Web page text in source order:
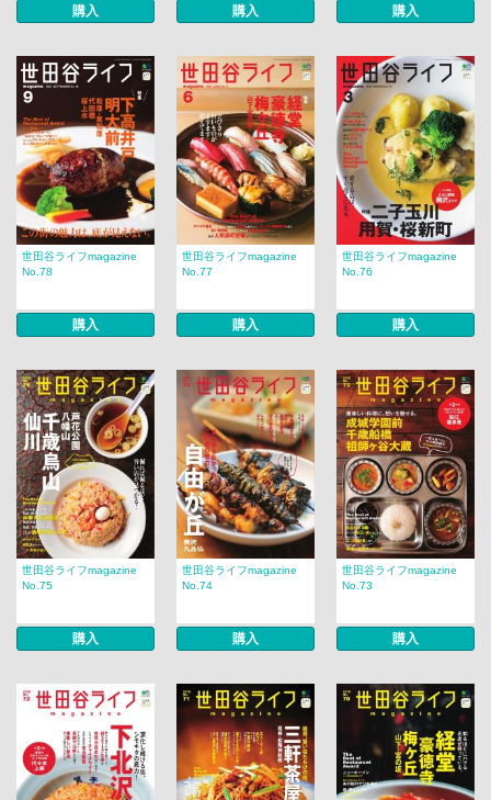
購入 購入 購入
世田谷ライフmagazine
No.78
購入
世田谷ライフmagazine
No.77
購入
世田谷ライフmagazine
No.76
購入
世田谷ライフmagazine
No.75
購入
世田谷ライフmagazine
No.74
購入
世田谷ライフmagazine
No.73
購入